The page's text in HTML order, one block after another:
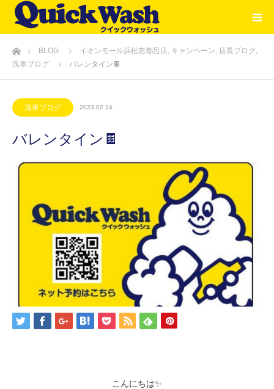
ホームBLOG イオンモール浜松志都呂店, キャンペーン, 店長ブログ,
洗車ブログ
バレンタイン🍫
洗車ブログ 2023.02.14
バレンタイン🍫
こんにちは✨